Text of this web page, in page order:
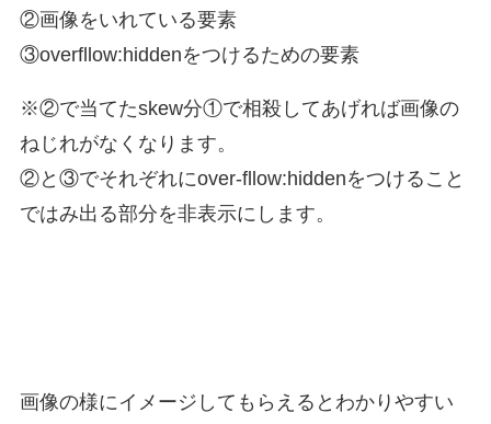
②画像をいれている要素
③overfllow:hiddenをつけるための要素
※②で当てたskew分①で相殺してあげれば画像の
ねじれがなくなります。
②と③でそれぞれにover-fllow:hiddenをつけること
ではみ出る部分を非表示にします。
画像の様にイメージしてもらえるとわかりやすい